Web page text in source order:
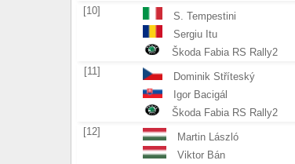
[10]
S. Tempestini
Sergiu Itu
Škoda Fabia RS Rally2
[11]
Dominik Stříteský
Igor Bacigál
Škoda Fabia RS Rally2
[12]
Martin László
Viktor Bán